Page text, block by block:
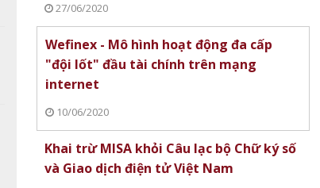
27/06/2020
Wefinex - Mô hình hoạt động đa cấp
"đội lốt" đầu tài chính trên mạng
internet
10/06/2020
Khai trừ MISA khỏi Câu lạc bộ Chữ ký số
và Giao dịch điện tử Việt Nam